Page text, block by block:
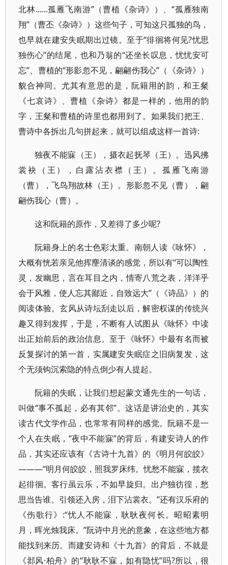
北林......孤雁飞南游”（曹植《杂诗》）、“孤雁独南
翔”（曹丕《杂诗》）这些句子，可知这只孤独的鸟，
也早就在建安失眠期出过镜。至于“徘徊将何见?忧思
独伤心”的结尾，也和乃翁的“还坐长叹息，忧忧安可
忘”、曹植的“形影忽不见，翩翩伤我心”（《杂诗》）
貌合神同。尤其有意思的是，阮籍用的韵，和王粲
《七哀诗》、曹植《杂诗》都是一样的，他用的韵
字，王粲和曹植的诗里也都用到了。如果我们把王、
曹诗中各拆出几句拼起来，就可以组成这样一首诗:
独夜不能寐（王），摄衣起抚琴（王）。迅风拂
裳袂（王），白露沾衣襟（王）。孤雁飞南游
（曹），飞鸟翔故林（王）。形影忽不见（曹），翩
翩伤我心（曹）。
这和阮籍的原作，又差得了多少呢?
阮籍身上的名士色彩太重。南朝人读《咏怀》，
大概有恍若亲见他挥麈清谈的感觉，所以有“可以陶性
灵，发幽思，言在耳目之内，情寄八荒之表，洋洋乎
会于风雅，使人忘其鄙近，自致远大”（《诗品》）的
阅读体验。玄风从诗坛刮走以后，解密权谋的传统兴
趣又得到发挥，于是，不断有人试图从《咏怀》中读
出正始前后的政治信息。至于《咏怀》中最有名而被
反复探讨的第一首，实属建安失眠症之旧病复发，这
个无须钩沉索隐的特点倒少有人提起。
阮籍的失眠，让我们想起蒙文通先生的一句话，
叫做“事不孤起，必有其邻”。这话是讲治史的，其实
读古代文学作品，也常常有同样的感觉。阮籍不是一
个人在失眠，“夜中不能寐”的背后，有建安诗人的作
品，其实还应该有《古诗十九首》的《明月何皎皎》
———“明月何皎皎，照我罗床纬。忧愁不能寐，揽衣
起徘徊。客行虽云乐，不如早旋归。出户独彷徨，愁
思当告谁。引领还入房，泪下沾裳衣。”还有汉乐府的
《伤歌行》:“忧人不能寐，耿耿夜何长。昭昭素明
月，晖光烛我床。”阮诗中月光的意象，在这些地方都
能找到来历。而建安诗和《十九首》的背后，不就是
《邶风·柏舟》的“耿耿不寐，如有隐忧”吗?所以，很